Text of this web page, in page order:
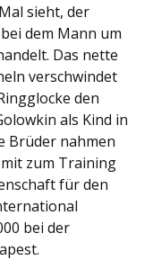
sieht, der
dem Mann um
Das nette
verschwindet
den
als Kind in
Brüder nahmen
zum Training
für den
bei der